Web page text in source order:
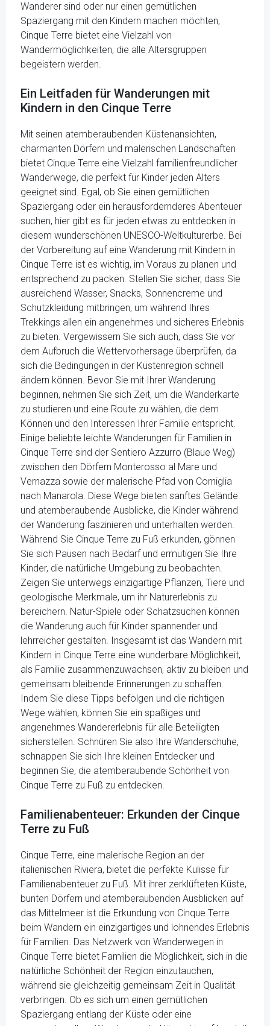
Wanderer sind oder nur einen gemütlichen
Spaziergang mit den Kindern machen möchten,
Cinque Terre bietet eine Vielzahl von
Wandermöglichkeiten, die alle Altersgruppen
begeistern werden.
Ein Leitfaden für Wanderungen mit
Kindern in den Cinque Terre
Mit seinen atemberaubenden Küstenansichten,
charmanten Dörfern und malerischen Landschaften
bietet Cinque Terre eine Vielzahl familienfreundlicher
Wanderwege, die perfekt für Kinder jeden Alters
geeignet sind. Egal, ob Sie einen gemütlichen
Spaziergang oder ein herausfordernderes Abenteuer
suchen, hier gibt es für jeden etwas zu entdecken in
diesem wunderschönen UNESCO-Weltkulturerbe. Bei
der Vorbereitung auf eine Wanderung mit Kindern in
Cinque Terre ist es wichtig, im Voraus zu planen und
entsprechend zu packen. Stellen Sie sicher, dass Sie
ausreichend Wasser, Snacks, Sonnencreme und
Schutzkleidung mitbringen, um während Ihres
Trekkings allen ein angenehmes und sicheres Erlebnis
zu bieten. Vergewissern Sie sich auch, dass Sie vor
dem Aufbruch die Wettervorhersage überprüfen, da
sich die Bedingungen in der Küstenregion schnell
ändern können. Bevor Sie mit Ihrer Wanderung
beginnen, nehmen Sie sich Zeit, um die Wanderkarte
zu studieren und eine Route zu wählen, die dem
Können und den Interessen Ihrer Familie entspricht.
Einige beliebte leichte Wanderungen für Familien in
Cinque Terre sind der Sentiero Azzurro (Blaue Weg)
zwischen den Dörfern Monterosso al Mare und
Vernazza sowie der malerische Pfad von Corniglia
nach Manarola. Diese Wege bieten sanftes Gelände
und atemberaubende Ausblicke, die Kinder während
der Wanderung faszinieren und unterhalten werden.
Während Sie Cinque Terre zu Fuß erkunden, gönnen
Sie sich Pausen nach Bedarf und ermutigen Sie Ihre
Kinder, die natürliche Umgebung zu beobachten.
Zeigen Sie unterwegs einzigartige Pflanzen, Tiere und
geologische Merkmale, um ihr Naturerlebnis zu
bereichern. Natur-Spiele oder Schatzsuchen können
die Wanderung auch für Kinder spannender und
lehrreicher gestalten. Insgesamt ist das Wandern mit
Kindern in Cinque Terre eine wunderbare Möglichkeit,
als Familie zusammenzuwachsen, aktiv zu bleiben und
gemeinsam bleibende Erinnerungen zu schaffen.
Indem Sie diese Tipps befolgen und die richtigen
Wege wählen, können Sie ein spaßiges und
angenehmes Wandererlebnis für alle Beteiligten
sicherstellen. Schnüren Sie also Ihre Wanderschuhe,
schnappen Sie sich Ihre kleinen Entdecker und
beginnen Sie, die atemberaubende Schönheit von
Cinque Terre zu Fuß zu entdecken.
Familienabenteuer: Erkunden der Cinque
Terre zu Fuß
Cinque Terre, eine malerische Region an der
italienischen Riviera, bietet die perfekte Kulisse für
Familienabenteuer zu Fuß. Mit ihrer zerklüfteten Küste,
bunten Dörfern und atemberaubenden Ausblicken auf
das Mittelmeer ist die Erkundung von Cinque Terre
beim Wandern ein einzigartiges und lohnendes Erlebnis
für Familien. Das Netzwerk von Wanderwegen in
Cinque Terre bietet Familien die Möglichkeit, sich in die
natürliche Schönheit der Region einzutauchen,
während sie gleichzeitig gemeinsam Zeit in Qualität
verbringen. Ob es sich um einen gemütlichen
Spaziergang entlang der Küste oder eine